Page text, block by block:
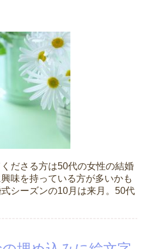
ださる方は50代の女性の結婚
味を持っている方が多いかも
シーズンの10月は来月。50代